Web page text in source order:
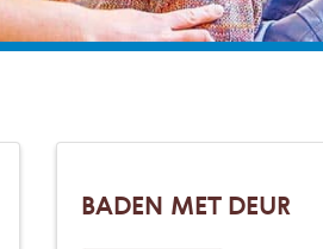
BADEN MET DEUR